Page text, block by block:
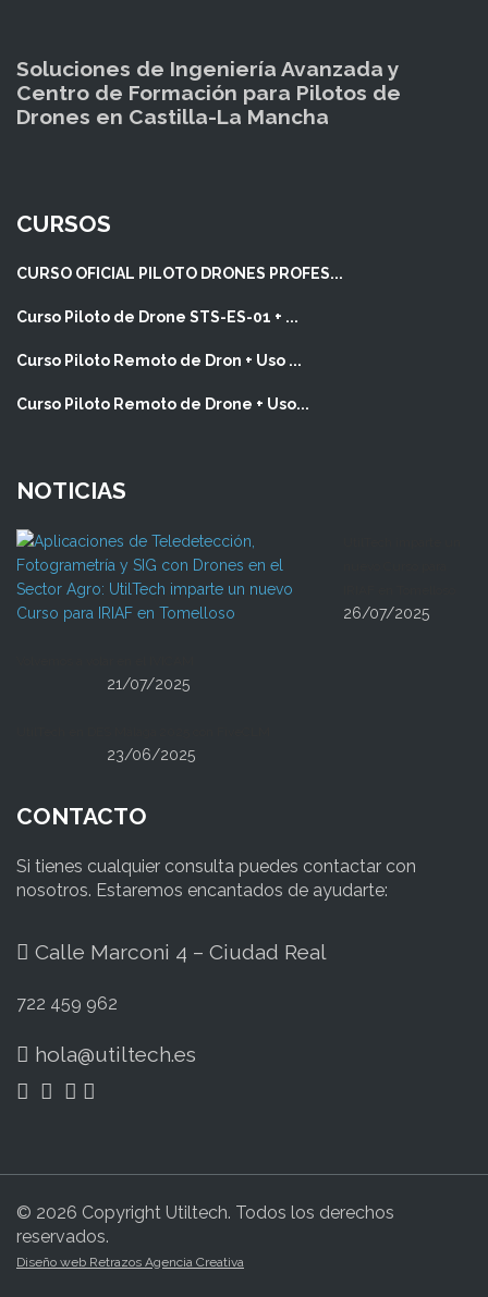
Soluciones de Ingeniería Avanzada y
Centro de Formación para Pilotos de
Drones en Castilla-La Mancha
CURSOS
CURSO OFICIAL PILOTO DRONES PROFES...
Curso Piloto de Drone STS-ES-01 + ...
Curso Piloto Remoto de Dron + Uso ...
Curso Piloto Remoto de Drone + Uso...
NOTICIAS
26/07/2025
21/07/2025
23/06/2025
CONTACTO
Si tienes cualquier consulta puedes contactar con
nosotros. Estaremos encantados de ayudarte:
Calle Marconi 4 – Ciudad Real
722 459 962
hola@utiltech.es
© 2026 Copyright Utiltech. Todos los derechos
reservados.
Diseño web Retrazos Agencia Creativa